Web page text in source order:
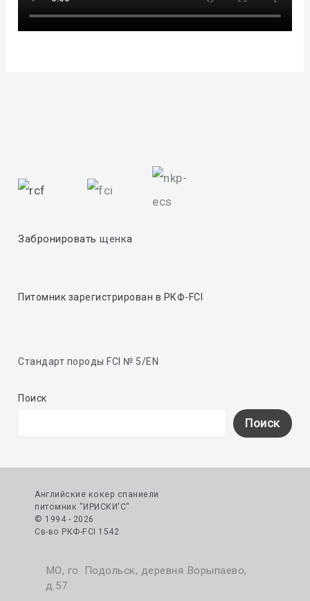
Забронироватьщенка
Питомник зарегистрирован в РКФ-FCI
Стандарт породы FCI № 5/EN
Поиск
Поиск
Английские кокер спаниели
питомник "ИРИСКИ'С"
© 1994 - 2026
Cв-во РКФ-FCI 1542
МО, го. Подольск, деревня Ворыпаево,
д.57